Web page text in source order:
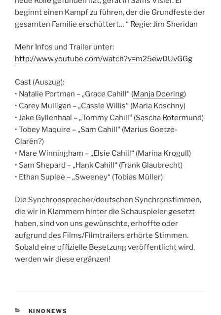
beginnt einen Kampf zu führen, der die Grundfeste der
gesamten Familie erschüttert… “ Regie: Jim Sheridan
Mehr Infos und Trailer unter:
http://www.youtube.com/watch?v=m25ewDUvGGg
Cast (Auszug):
• Natalie Portman – „Grace Cahill“ (Manja Doering)
• Carey Mulligan – „Cassie Willis“ (Maria Koschny)
• Jake Gyllenhaal – „Tommy Cahill“ (Sascha Rotermund)
• Tobey Maquire – „Sam Cahill“ (Marius Goetze-
Clarén?)
• Mare Winningham – „Elsie Cahill“ (Marina Krogull)
• Sam Shepard – „Hank Cahill“ (Frank Glaubrecht)
• Ethan Suplee – „Sweeney“ (Tobias Müller)
Die Synchronsprecher/deutschen Synchronstimmen,
die wir in Klammern hinter die Schauspieler gesetzt
haben, sind von uns gewünschte, erhoffte oder
aufgrund des Films/Filmtrailers erhörte Stimmen.
Sobald eine offizielle Besetzung veröffentlicht wird,
werden wir diese ergänzen!
KATEGORIEN
KINONEWS